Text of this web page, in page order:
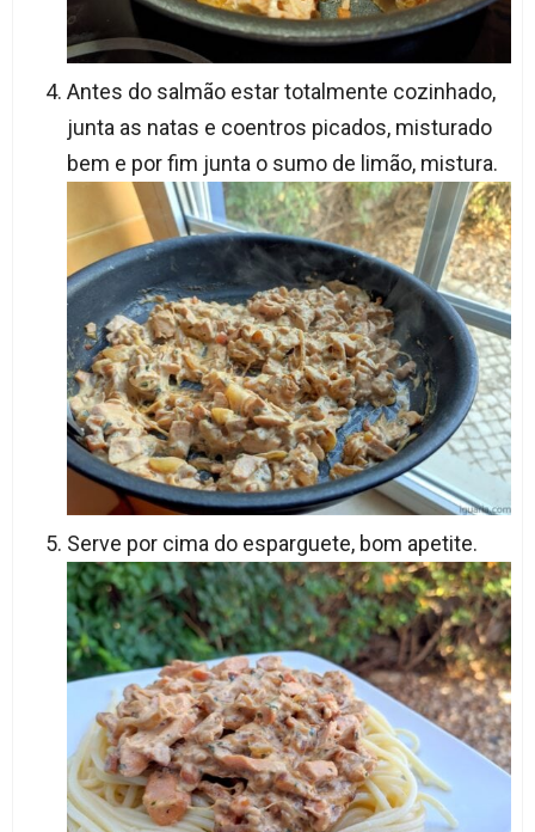
Antes do salmão estar totalmente cozinhado,
junta as natas e coentros picados, misturado
bem e por fim junta o sumo de limão, mistura.
Serve por cima do esparguete, bom apetite.